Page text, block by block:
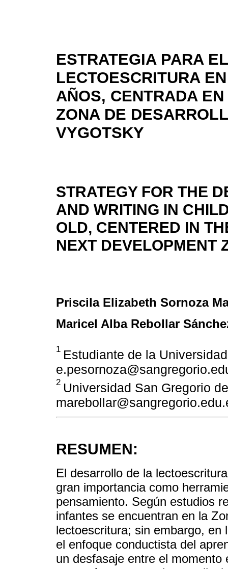
ESTRATEGIA PARA
LECTOESCRITURA
AÑOS, CENTRADA
ZONA DE
VYGOTSKY
STRATEGY FOR THE
AND WRITING IN
OLD, CENTERED IN
NEXT DEVELOPMENT
Priscila Elizabeth Sornoza
Maricel Alba Rebollar
1 Estudiante de la
2 Universidad San Gregorio
RESUMEN:
El desarrollo de la
gran importancia como
pensamiento. Según estudios
infantes se encuentran en la
lectoescritura; sin embargo,
el enfoque conductista del
un desfasaje entre el